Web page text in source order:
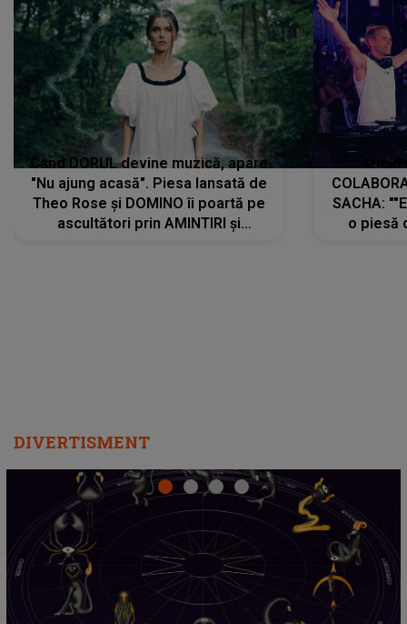
Când DORUL devine muzică, apare
"Nu ajung acasă". Piesa lansată de
Theo Rose și DOMINO îi poartă pe
ascultători prin AMINTIRI și
SACHA:
o piesă
DIVERTISMENT